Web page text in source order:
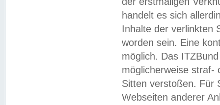
handelt es sich
Inhalte der verlinkten
worden sein. Eine
möglich. Das
möglicherweise straf-
Sitten verstoßen. Für
Webseiten anderer